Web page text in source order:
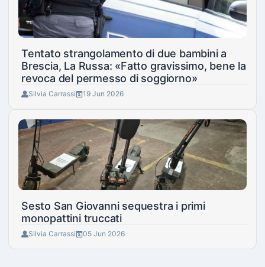
Tentato strangolamento di due bambini a
Brescia, La Russa: «Fatto gravissimo, bene la
revoca del permesso di soggiorno»
Silvia Carrassi 19 Jun 2026
Sesto San Giovanni sequestra i primi
monopattini truccati
Silvia Carrassi 05 Jun 2026